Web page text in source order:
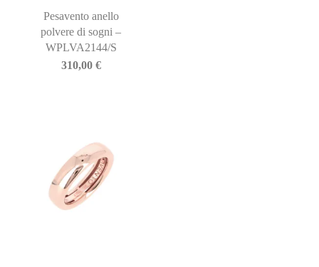
Pesavento anello
polvere di sogni –
WPLVA2144/S
310,00 €